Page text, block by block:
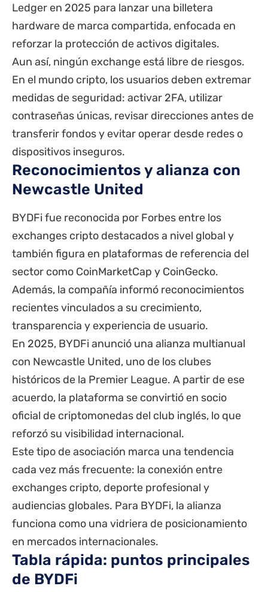
Ledger en 2025 para lanzar una billetera
hardware de marca compartida, enfocada en
reforzar la protección de activos digitales.
Aun así, ningún exchange está libre de riesgos.
En el mundo cripto, los usuarios deben extremar
medidas de seguridad: activar 2FA, utilizar
contraseñas únicas, revisar direcciones antes de
transferir fondos y evitar operar desde redes o
dispositivos inseguros.
Reconocimientos y alianza con
Newcastle United
BYDFi fue reconocida por Forbes entre los
exchanges cripto destacados a nivel global y
también figura en plataformas de referencia del
sector como CoinMarketCap y CoinGecko.
Además, la compañía informó reconocimientos
recientes vinculados a su crecimiento,
transparencia y experiencia de usuario.
En 2025, BYDFi anunció una alianza multianual
con Newcastle United, uno de los clubes
históricos de la Premier League. A partir de ese
acuerdo, la plataforma se convirtió en socio
oficial de criptomonedas del club inglés, lo que
reforzó su visibilidad internacional.
Este tipo de asociación marca una tendencia
cada vez más frecuente: la conexión entre
exchanges cripto, deporte profesional y
audiencias globales. Para BYDFi, la alianza
funciona como una vidriera de posicionamiento
en mercados internacionales.
Tabla rápida: puntos principales
de BYDFi